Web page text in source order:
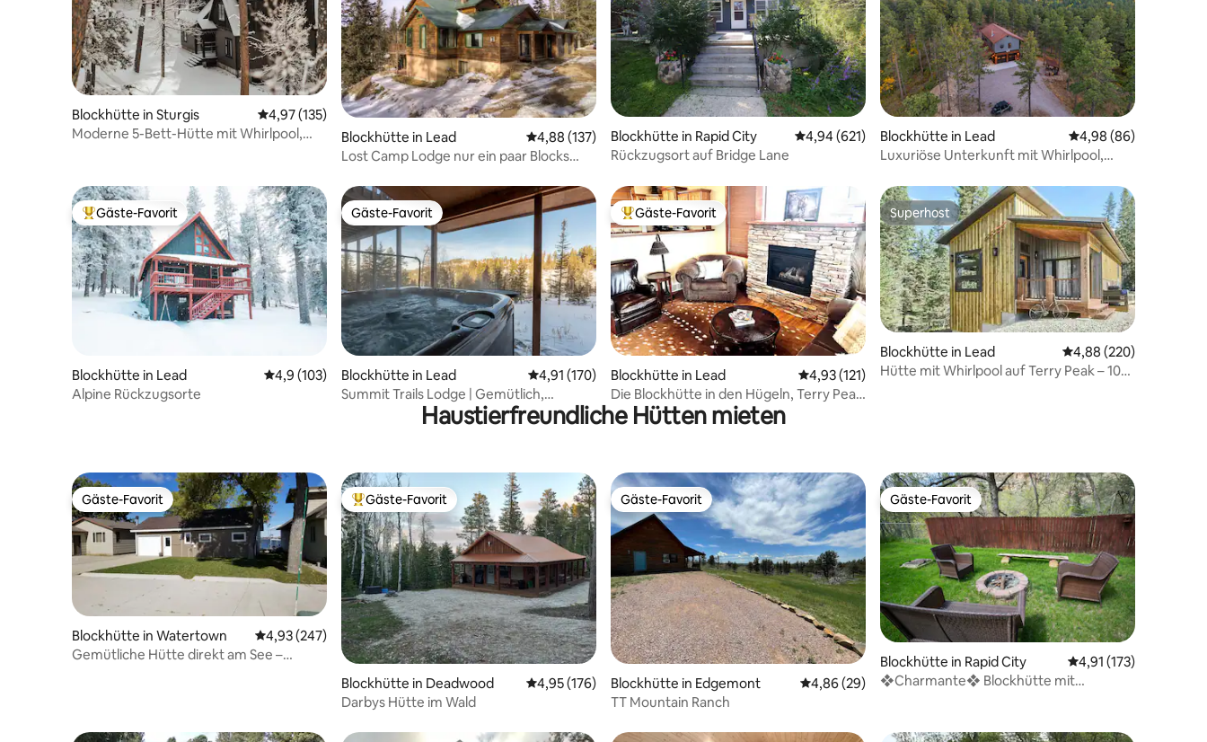
Blockhütte in Sturgis Durchschnittliche Bewertung: 4,97 von 5, 135 Bewertungen
4,97 (135)
Moderne 5-Bett-Hütte mit Whirlpool,
Blockhütte in Lead Durchschnittliche Bewertung: 4,88 von 5, 137 Bewertungen
4,88 (137)
Lost Camp Lodge nur ein paar Blocks
Blockhütte in Rapid City Durchschnittliche Bewertung: 4,94 von 5, 621 Bewertungen
4,94 (621)
Rückzugsort auf Bridge Lane
Blockhütte in Lead Durchschnittliche
4,98 (86)
Luxuriöse Unterkunft mit Whirlpool,
Beliebter Gäste-Favorit.
Gäste-Favorit
Blockhütte in Lead Durchschnittliche Bewertung: 4,9 von 5, 103 Bewertungen
4,9 (103)
Alpine Rückzugsorte
Gäste-Favorit
Gäste-Favorit
Blockhütte in Lead Durchschnittliche Bewertung: 4,91 von 5, 170 Bewertungen
4,91 (170)
Summit Trails Lodge | Gemütlich,
Whirlpool, Zugang zum Wanderweg
Beliebter Gäste-Favorit.
Gäste-Favorit
Blockhütte in Lead Durchschnittliche Bewertung: 4,93 von 5, 121 Bewertungen
4,93 (121)
Die Blockhütte in den Hügeln, Terry Peak
Lead SD
Superhost
Superhost
Blockhütte in Lead Durchschnittliche
4,88 (220)
Hütte mit Whirlpool auf Terry Peak – 10
Haustierfreundliche Hütten mieten
Gäste-Favorit
Gäste-Favorit
Blockhütte in Watertown Durchschnittliche Bewertung: 4,93 von 5, 247 Bewertungen
4,93 (247)
Gemütliche Hütte direkt am See –
Beliebter Gäste-Favorit.
Gäste-Favorit
Blockhütte in Deadwood Durchschnittliche Bewertung: 4,95 von 5, 176 Bewertungen
4,95 (176)
Darbys Hütte im Wald
Gäste-Favorit
Gäste-Favorit
Blockhütte in Edgemont Durchschnittliche Bewertung: 4,86 von 5, 29 Bewertungen
4,86 (29)
TT Mountain Ranch
Gäste-Favorit
Gäste-Favorit
Blockhütte in Rapid City Durchschnittliche
4,91 (173)
❖Charmante❖ Blockhütte mit